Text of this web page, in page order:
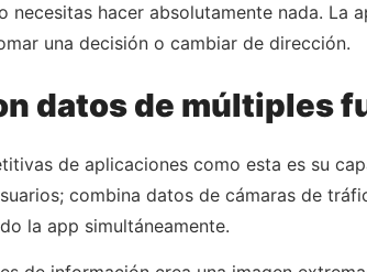
necesitas hacer absolutamente nada.
una decisión o cambiar de dirección.
datos de múltiples
de aplicaciones como esta es su
combina datos de cámaras de
la app simultáneamente.